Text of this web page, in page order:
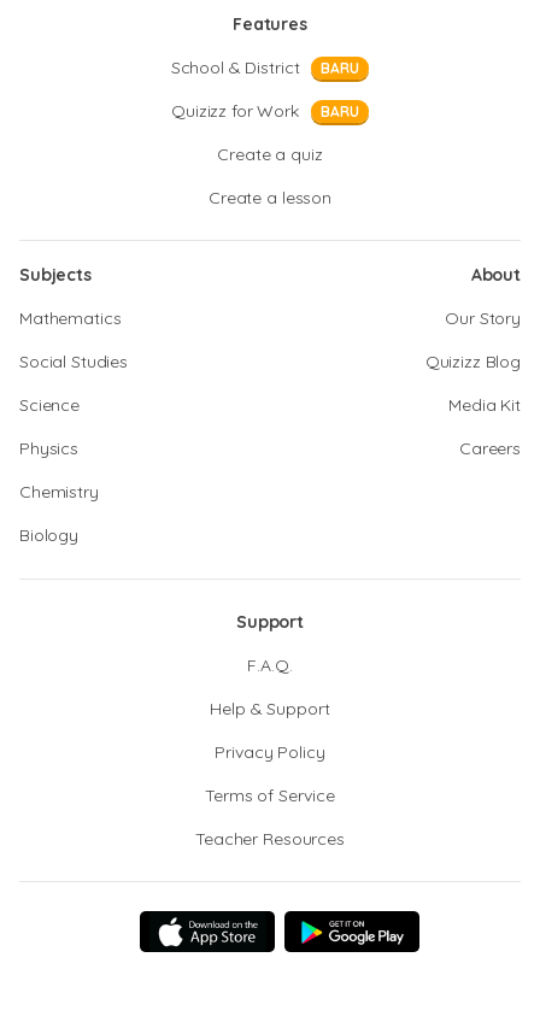
Features
School & District
BARU
Quizizz for Work BARU
Create a quiz
Create a lesson
Subjects
Mathematics
Social Studies
Science
Physics
Chemistry
Biology
About
Our Story
Quizizz Blog
Media Kit
Careers
Support
F.A.Q.
Help & Support
Privacy Policy
Terms of Service
Teacher Resources